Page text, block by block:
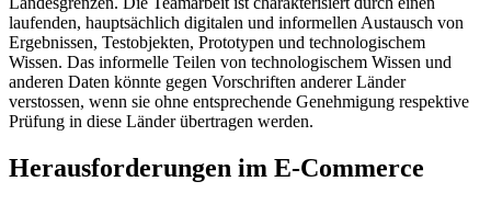
laufenden, hauptsächlich digitalen und informellen Austausch von
Ergebnissen, Testobjekten, Prototypen und technologischem
Wissen. Das informelle Teilen von technologischem Wissen und
anderen Daten könnte gegen Vorschriften anderer Länder
verstossen, wenn sie ohne entsprechende Genehmigung respektive
Prüfung in diese Länder übertragen werden.
Herausforderungen im E-Commerce